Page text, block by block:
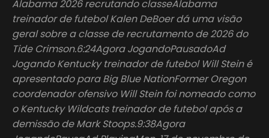
Alabama 2026 recrutando classeAlabama
treinador de futebol Kalen DeBoer dá uma visão
geral sobre a classe de recrutamento de 2026 do
Tide Crimson.6:24Agora JogandoPausadoAd
Jogando Kentucky treinador de futebol Will Stein é
apresentado para Big Blue NationFormer Oregon
coordenador ofensivo Will Stein foi nomeado como
o Kentucky Wildcats treinador de futebol após a
demissão de Mark Stoops.9:38Agora